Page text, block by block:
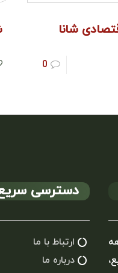
شانا
0
دسترسی
ارتباط با ما
درباره ما